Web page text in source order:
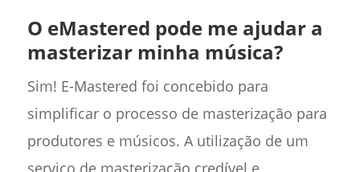
O eMastered pode me ajudar a
masterizar minha música?
Sim! E-Mastered foi concebido para
simplificar o processo de masterização para
produtores e músicos. A utilização de um
serviço de masterização credível e